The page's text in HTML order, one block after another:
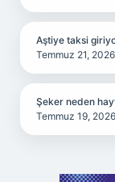
Aştiye taksi
Temmuz 21, 2026
Şeker neden
Temmuz 19, 2026